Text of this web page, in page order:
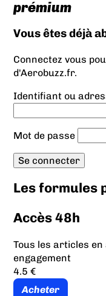
prémium
Vous êtes déjà
Connectez vous
d'Aerobuzz.fr.
Identifiant ou
Mot de passe
Les formules
Accès 48h
Tous les articles
engagement
4.5 €
Acheter